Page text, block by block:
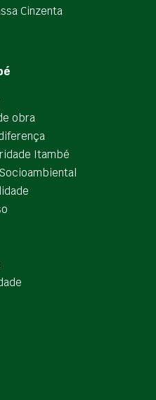
Cinzenta
obra
Itambé